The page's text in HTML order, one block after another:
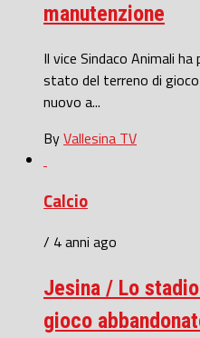
manutenzione
Il vice Sindaco Animali
stato del terreno di
nuovo a...
ByVallesina TV
Calcio
/ 4 anni ago
Jesina / Lo
gioco